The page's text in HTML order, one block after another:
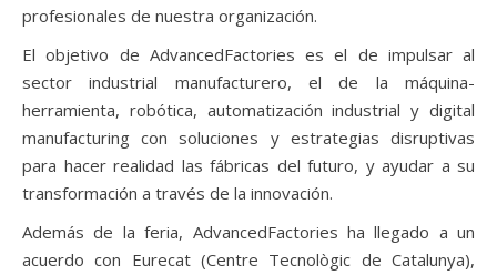
profesionales de nuestra organización.
El objetivo de AdvancedFactories es el de impulsar al
sector industrial manufacturero, el de la máquina-
herramienta, robótica, automatización industrial y digital
manufacturing con soluciones y estrategias disruptivas
para hacer realidad las fábricas del futuro, y ayudar a su
transformación a través de la innovación.
Además de la feria, AdvancedFactories ha llegado a un
acuerdo con Eurecat (Centre Tecnològic de Catalunya),